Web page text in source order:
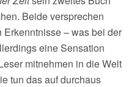
Beide versprechen
– was bei der
eine Sensation
mitnehmen in die Welt
tun das auf durchaus